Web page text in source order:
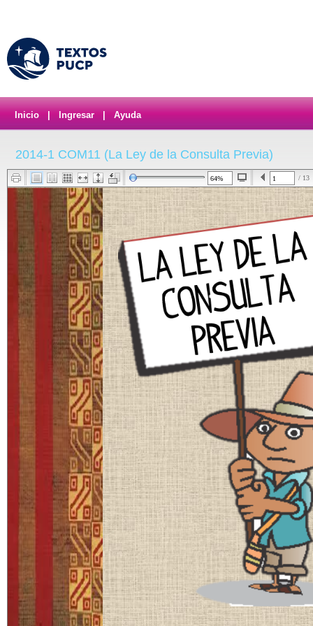
Inicio Ingresar Ayuda
2014-1 COM11 (La Ley de la Consulta Previa)
/ 13